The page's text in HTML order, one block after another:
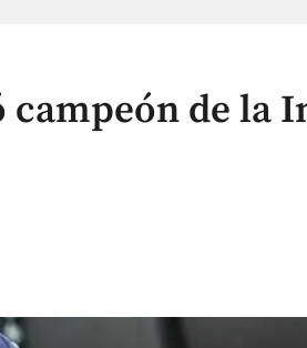
campeón de la